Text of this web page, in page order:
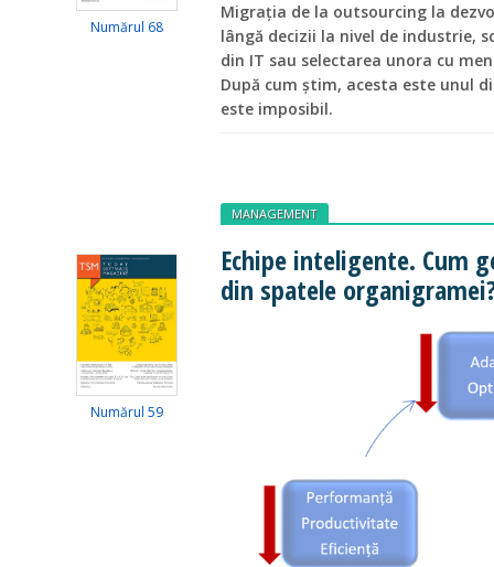
Numărul 68
Migrația de la outsourcing la
lângă decizii la nivel de industrie,
din IT sau selectarea unora cu
După cum știm, acesta este unul
este imposibil.
Numărul 59
MANAGEMENT
Echipe inteligente. Cum
din spatele